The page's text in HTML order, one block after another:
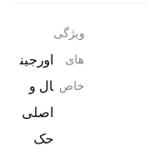
ویژگی
های
خاص
اورجین
ال و
حک